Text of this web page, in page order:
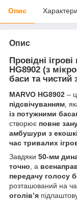
Опис
Опис
Провідні
HG8902 (з
баси та чистий
MARVO HG8902 –
підсвічуванням ,
із потужними
створює повне
амбушури з
час тривалих
Завдяки 50-мм
точно , а
передачу голосу
розташований на
оголів’я